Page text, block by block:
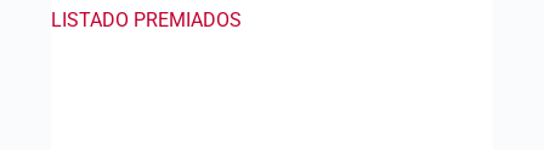
LISTADO PREMIADOS